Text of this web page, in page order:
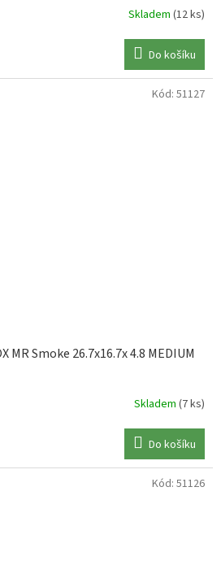
Skladem (12 ks)
Do košíku
MR Smoke 26.7x16.7x 4.8 MEDIUM
Skladem (7 ks)
Do košíku
Kód: 51127
Kód: 51126